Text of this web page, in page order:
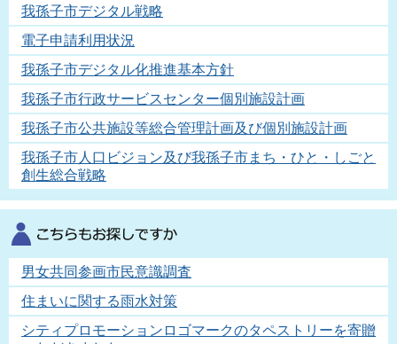
我孫子市デジタル戦略
電子申請利用状況
我孫子市デジタル化推進基本方針
我孫子市行政サービスセンター個別施設計画
我孫子市公共施設等総合管理計画及び個別施設計画
我孫子市人口ビジョン及び我孫子市まち・ひと・しごと
創生総合戦略
男女共同参画市民意識調査
住まいに関する雨水対策
シティプロモーションロゴマークのタペストリーを寄贈